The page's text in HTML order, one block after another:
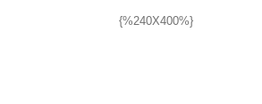
{%240X400%}